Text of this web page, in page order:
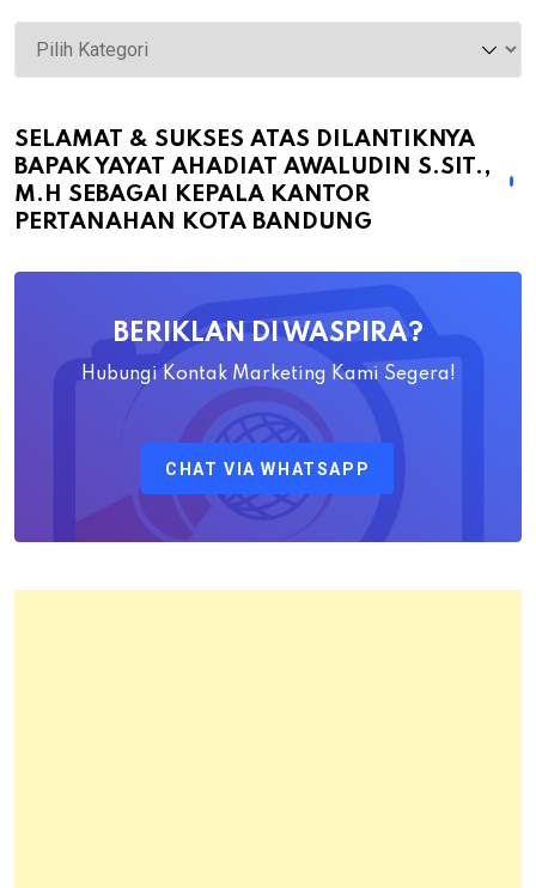
Selamat
&
atas
Dilantiknya
Bapak
Ahadiat
Pertanahan
Kota
SELAMAT & SUKSES ATAS DILANTIKNYA
BAPAK YAYAT AHADIAT AWALUDIN S.SIT.,
M.H SEBAGAI KEPALA KANTOR
PERTANAHAN KOTA BANDUNG
BERIKLAN DI WASPIRA?
Hubungi Kontak Marketing Kami Segera!
CHAT VIA WHATSAPP